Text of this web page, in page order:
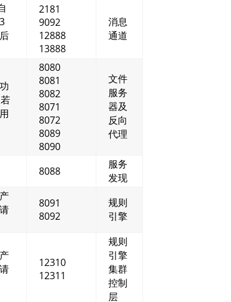
2181
9092
12888
13888
消息
通道
8080
8081
8082
8071
8072
8089
8090
文件
服务
器及
反向
代理
8088
服务
发现
8091
8092
规则
引擎
12310
12311
规则
引擎
集群
控制
层